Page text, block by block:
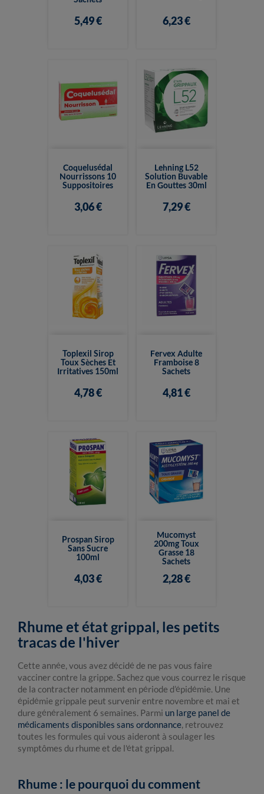
5,49 € 6,23 €
Coquelusédal
Nourrissons 10
Suppositoires
3,06 €
Lehning L52
Solution Buvable
En Gouttes 30ml
7,29 €
Toplexil Sirop
Toux Sèches Et
Irritatives 150ml
4,78 €
Fervex Adulte
Framboise 8
Sachets
4,81 €
Prospan Sirop
Sans Sucre
100ml
4,03 €
Mucomyst
200mg Toux
Grasse 18
Sachets
2,28 €
Rhume et état grippal, les petits
tracas de l'hiver
Cette année, vous avez décidé de ne pas vous faire
vacciner contre la grippe. Sachez que vous courrez le risque
de la contracter notamment en période d’épidémie. Une
épidémie grippale peut survenir entre novembre et mai et
dure généralement 6 semaines. Parmi un large panel de
médicaments disponibles sans ordonnance, retrouvez
toutes les formules qui vous aideront à soulager les
symptômes du rhume et de l'état grippal.
Rhume : le pourquoi du comment